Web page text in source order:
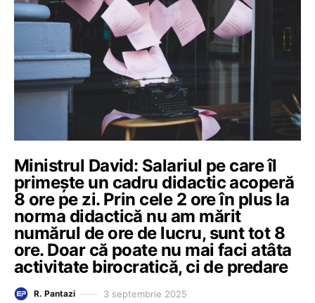
Ministrul David: Salariul pe care îl
primește un cadru didactic acoperă
8 ore pe zi. Prin cele 2 ore în plus la
norma didactică nu am mărit
numărul de ore de lucru, sunt tot 8
ore. Doar că poate nu mai faci atâta
activitate birocratică, ci de predare
R. Pantazi 3 septembrie 2025